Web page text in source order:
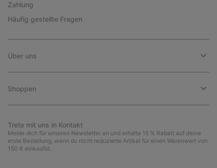
Zahlung
Häufig gestellte Fragen
Über uns
Shoppen
Trete mit uns in Kontakt
Melde dich für unseren Newsletter an und erhalte 15 % Rabatt auf deine
erste Bestellung, wenn du nicht reduzierte Artikel für einen Warenwert von
150 € einkaufst.